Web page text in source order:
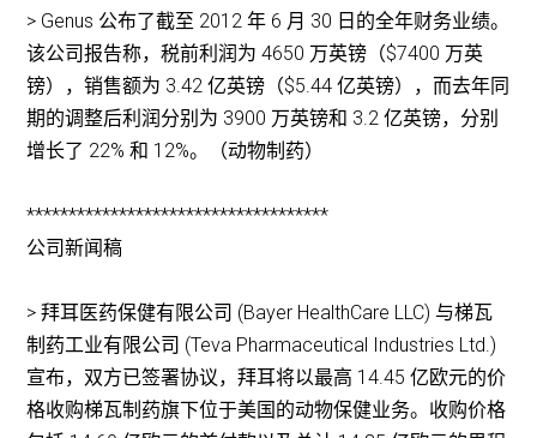
> Genus 公布了截至 2012 年 6 月 30 日的全年财务业绩。
该公司报告称，税前利润为 4650 万英镑（$7400 万英
镑），销售额为 3.42 亿英镑（$5.44 亿英镑），而去年同
期的调整后利润分别为 3900 万英镑和 3.2 亿英镑，分别
增长了 22% 和 12%。（动物制药）
************************************
公司新闻稿
> 拜耳医药保健有限公司 (Bayer HealthCare LLC) 与梯瓦
制药工业有限公司 (Teva Pharmaceutical Industries Ltd.)
宣布，双方已签署协议，拜耳将以最高 14.45 亿欧元的价
格收购梯瓦制药旗下位于美国的动物保健业务。收购价格